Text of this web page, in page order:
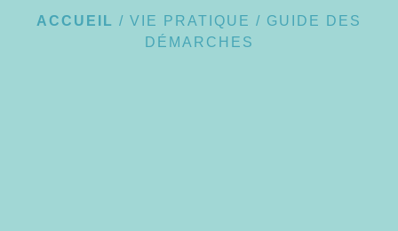
ACCUEIL / VIE PRATIQUE / GUIDE DES
DÉMARCHES